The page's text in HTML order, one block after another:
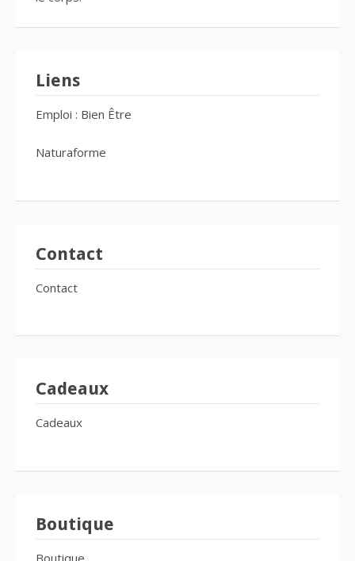
Liens
Emploi : Bien Être
Naturaforme
Contact
Contact
Cadeaux
Cadeaux
Boutique
Boutique